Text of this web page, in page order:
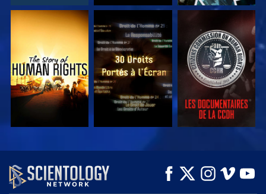
REGARDER REGARDER REGARDER
REGARDER REGARDER
DÉCOUVRIR LES
SÉRIES